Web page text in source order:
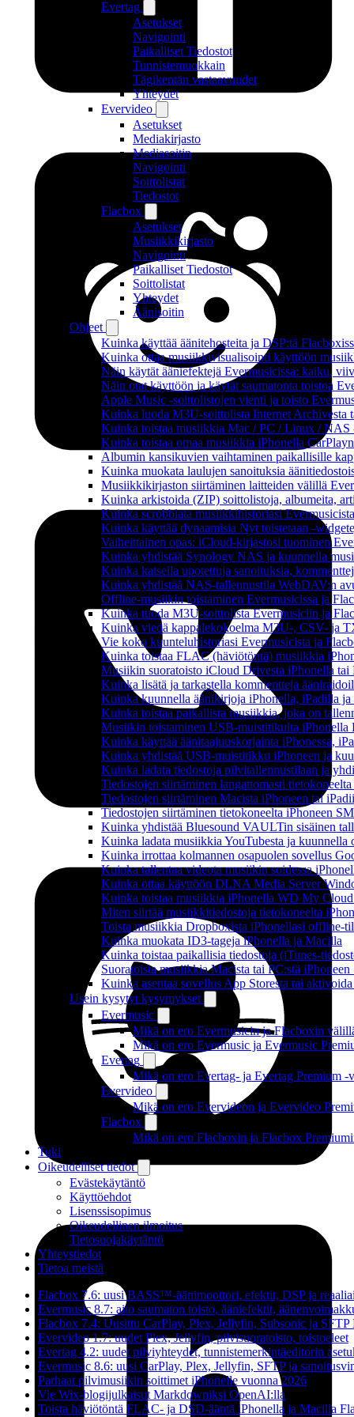
Evertag
Asetukset
Navigointi
Paikalliset Tiedostot
Tunnistemuokkain
Tägikentän vastaavuudet
Yhteydet
Evervideo
Asetukset
Mediakirjasto
Mediasoitin
Navigointi
Soittolistat
Tiedostot
Flacbox
Asetukset
Musiikkikirjasto
Navigointi
Paikalliset Tiedostot
Soittolistat
Yhteydet
Äänisoitin
Ohjeet
Kuinka käyttää äänitehosteita ja DSP:tä
Kuinka ottaa musiikkivisualisointi käyttöön
Näin käytät ääniefektejä Evermusicissa: kaiku,
Näin otat käyttöön ja käytät saumatonta toistoa
Apple Music -soittolistojen vienti ja toisto
Kuinka luoda M3U-soittolista Internet Archivesta
Kuinka toistaa musiikkia Mac / PC / Linux /
Kuinka toistaa omaa musiikkia iPhonella
Albumin kansikuvien vaihtaminen paikallisille
Kuinka muokata laulujen sanoituksia
Musiikkikirjaston siirtäminen laitteiden välillä
Kuinka arkistoida (ZIP) soittolistoja, albumeita,
Kuinka scrobblata musiikkihistoriasi
Kuinka käyttää dynaamisia Nyt toistetaan -
Vaiheittainen opas: iCloud-kirjastosi tuominen
Kuinka yhdistää Synology NAS ja kuunnella
Kuinka katsella upotettuja sanoituksia,
Kuinka yhdistää NAS-tallennustila WebDAV:n
Offline-musiikin toistaminen Evermusicissa ja
Kuinka tuoda M3U-soittolista Evermusiciin ja
Kuinka viedä kappalekokoelma M3U-, CSV- ja
Vie koko kuunteluhistoriasi Evermusicista ja
Kuinka toistaa FLAC (häviötöntä) musiikkia
Musiikin suoratoisto iCloud Drivesta iPhonella tai
Kuinka lisätä ja tarkastella kommentteja
Kuinka kuunnella äänikirjoja iPhonella, iPadilla
Kuinka toistaa paikallista musiikkia, joka on
Musiikin toistaminen USB-muistitikulta
Kuinka käyttää äänitaajuuskorjainta iPhonessa,
Kuinka yhdistää USB-muistitikku iPhoneen ja
Kuinka ladata tiedostoja pilvitallennustilaan ja
Tiedostojen siirtäminen langattomasti
Tiedostojen siirtäminen Macista iPhoneen tai
Tiedostojen siirtäminen tietokoneelta iPhoneen
Kuinka yhdistää Bluesound VAULTin sisäinen
Kuinka ladata musiikkia YouTubesta ja
Kuinka irrottaa kolmannen osapuolen sovellus
Kuinka tallentaa videota musiikin soidessa
Kuinka ottaa käyttöön DLNA Media Server
Kuinka toistaa musiikkia iPhonella WD My
Miten siirtää musiikkitiedostoja tietokoneelta
Toista musiikkia Dropboxista iPhonellasi offline-
Kuinka muokata ID3-tageja iPhonella ja Macilla
Kuinka toistaa paikallisia tiedostoja (iTunes-
Suoratoista musiikkia Macista tai PC:stä
Kuinka asentaa sovellus App Storesta tai
Usein kysytyt kysymykset
Evermusic
Mikä on ero Evermusicin ja Flacboxin
Mikä on ero Evermusic ja Evermusic
Evertag
Mikä on ero Evertag- ja Evertag Premium -
Evervideo
Mikä on ero Evervideon ja Evervideo
Flacbox
Mikä on ero Flacboxin ja Flacbox
Tuki
Oikeudelliset tiedot
Evästekäytäntö
Käyttöehdot
Lisenssisopimus
Oikeudellinen ilmoitus
Tietosuojakäytäntö
Yhteystiedot
Tietoa meistä
Flacbox 7.6: uusi BASS™-äänimoottori, efektit, DSP ja
Evermusic 8.7: aito saumaton toisto, ääniefektit,
Flacbox 7.4: Uusittu CarPlay, Plex, Jellyfin, Subsonic ja SFTP
Evervideo 1.7: uudet Plex, Jellyfin, pilvisuoratoisto, toistoeleet
Evertag 4.2: uudet pilviyhteydet, tunnistemerkintäeditorin
Evermusic 8.6: uusi CarPlay, Plex, Jellyfin, SFTP ja
Parhaat pilvimusiikin soittimet iPhonelle vuonna 2026
Vie Wix-blogijulkaisut Markdowniksi OpenAI:lla
Toista häviötöntä FLAC- ja DSD-ääntä iPhonella ja Macilla